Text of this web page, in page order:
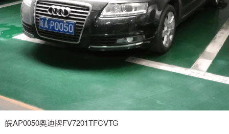
皖AP0050奥迪牌FV7201TFCVTG